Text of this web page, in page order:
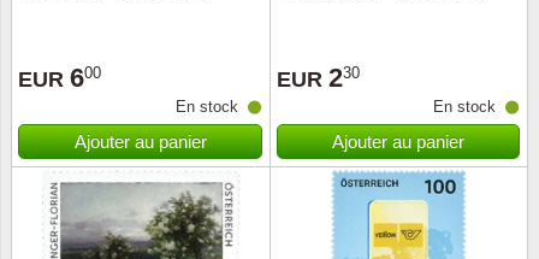
EUR 600
En stock
Ajouter au panier
EUR 230
En stock
Ajouter au panier